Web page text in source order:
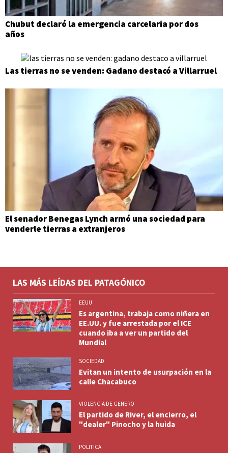
Chubut declaró la emergencia carcelaria por dos
años
Las tierras no se venden: Gadano destacó a Villarruel
El senador Benegas Lynch armó una sociedad para
venderle tierras a extranjeros
LAS MÁS LEÍDAS DEL PATAGÓNICO
EEUU
Es argentina, trabaja como niñera en
EE.UU. y fue arrestada por el ICE
cuando iba a ver un partido del
Mundial
SOCIEDAD
Evitan un intento de usurpación en la
calle Chacabuco
VIOLENCIA DE GENERO
El partido de River, el encierro, el
"dealer" Pinocho y la huida
POLITICA